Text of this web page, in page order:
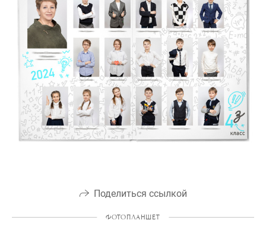
Поделиться ссылкой
ФОТОПЛАНШЕТ